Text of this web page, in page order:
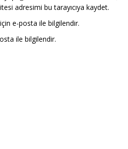
adresimi bu tarayıcıya kaydet.
e-posta ile bilgilendir.
ile bilgilendir.